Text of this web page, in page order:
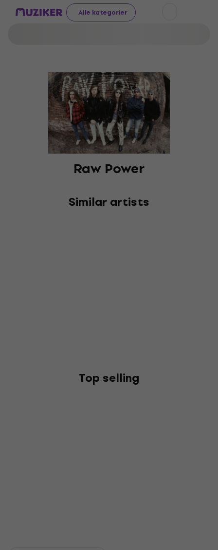
Alle kategorier
Raw Power
Similar artists
Top selling